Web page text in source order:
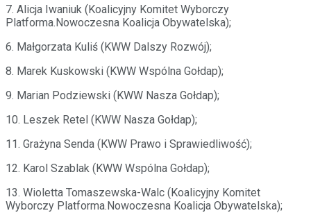
7. Alicja Iwaniuk (Koalicyjny Komitet Wyborczy
Platforma.Nowoczesna Koalicja Obywatelska);
6. Małgorzata Kuliś (KWW Dalszy Rozwój);
8. Marek Kuskowski (KWW Wspólna Gołdap);
9. Marian Podziewski (KWW Nasza Gołdap);
10. Leszek Retel (KWW Nasza Gołdap);
11. Grażyna Senda (KWW Prawo i Sprawiedliwość);
12. Karol Szablak (KWW Wspólna Gołdap);
13. Wioletta Tomaszewska-Walc (Koalicyjny Komitet
Wyborczy Platforma.Nowoczesna Koalicja Obywatelska);